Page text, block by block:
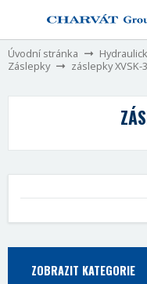
Úvodní stránka
Záslepky
záslepky XVSK-
ZOBRAZIT KATEGORIE